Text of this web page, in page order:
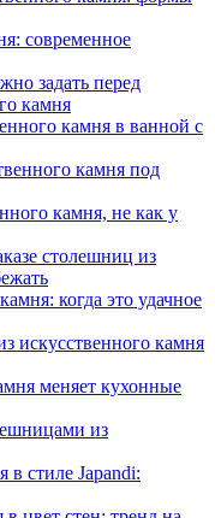
современное
задать перед
камня
камня в ванной с
камня под
камня, не как у
столешниц из
когда это удачное
искусственного камня
меняет кухонные
из
стиле Japandi: